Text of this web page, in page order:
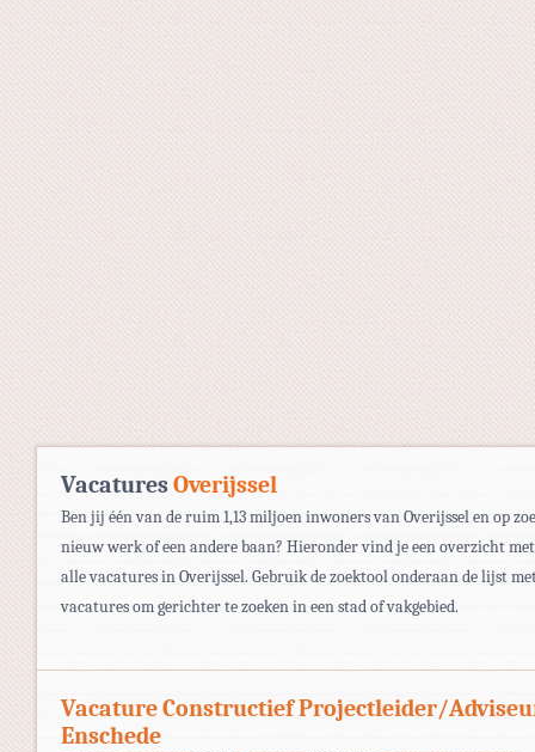
VacaturesOverijssel
Ben jij één van de ruim 1,13 miljoen inwoners van Overijssel en op
nieuw werk of een andere baan? Hieronder vind je een overzicht met
alle vacatures in Overijssel. Gebruik de zoektool onderaan de lijst
vacatures om gerichter te zoeken in een stad of vakgebied.
Vacature Constructief Projectleider/
Enschede